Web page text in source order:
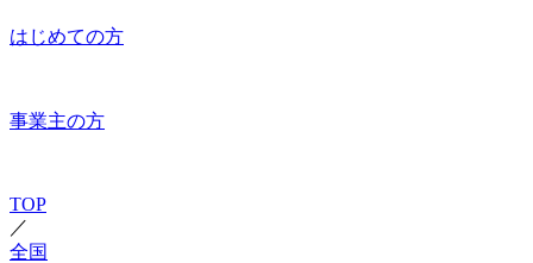
はじめての方
事業主の方
TOP
／
全国